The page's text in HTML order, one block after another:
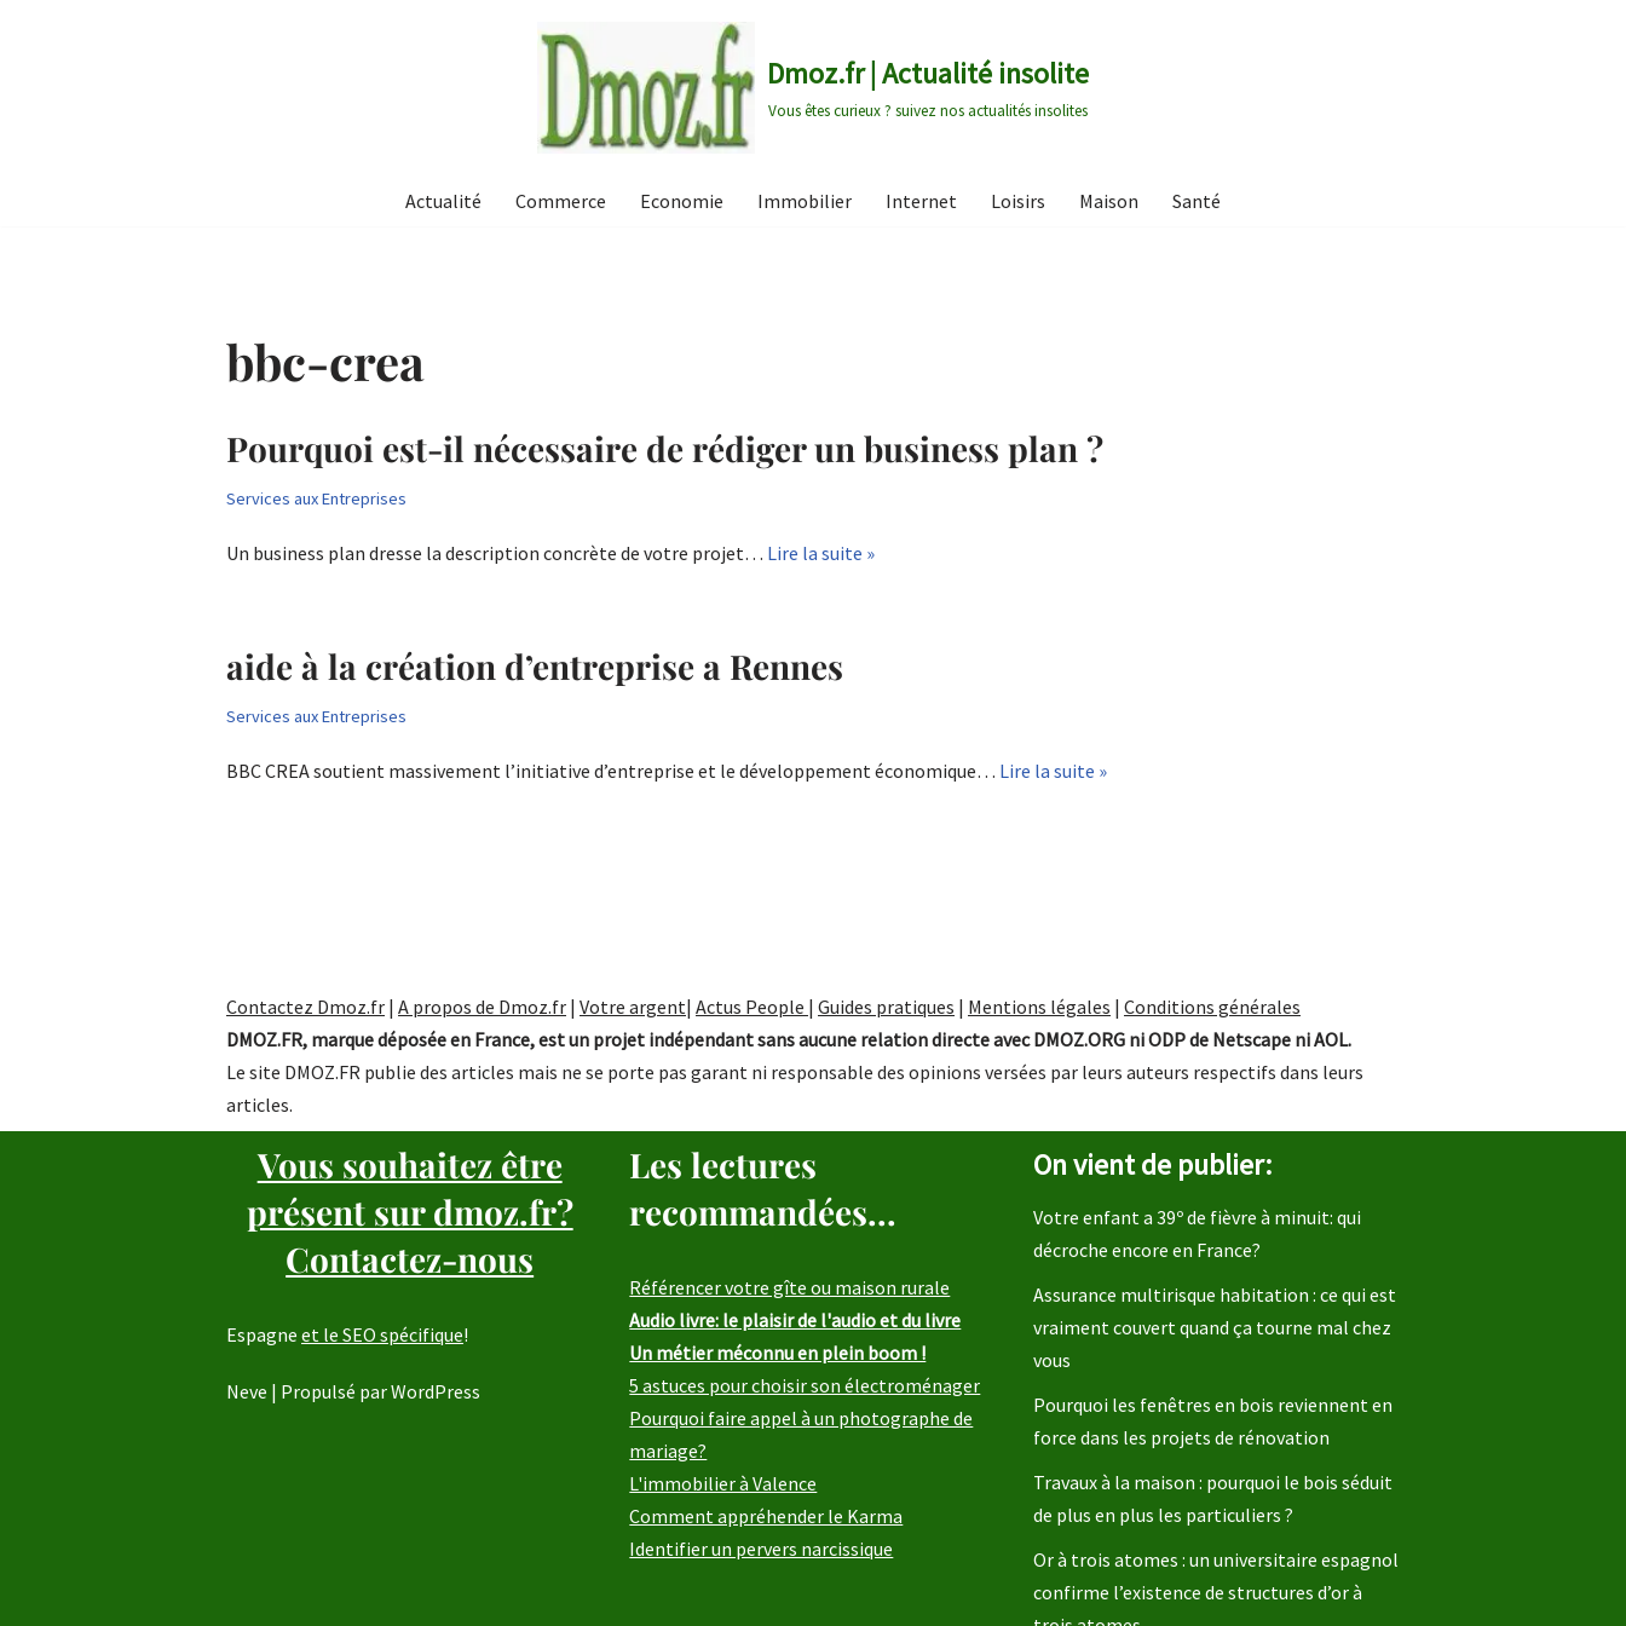
Dmoz.fr | Actualité insolite
Vous êtes curieux ? suivez nos actualités insolites
Actualité Commerce Economie Immobilier Internet Loisirs Maison Santé
bbc-crea
Pourquoi est-il nécessaire de rédiger un business plan ?
Services aux Entreprises
Un business plan dresse la description concrète de votre projet… Lire la suite »
aide à la création d’entreprise a Rennes
Services aux Entreprises
BBC CREA soutient massivement l’initiative d’entreprise et le développement économique… Lire la suite »
Contactez Dmoz.fr | A propos de Dmoz.fr | Votre argent| Actus People | Guides pratiques | Mentions légales | Conditions générales
DMOZ.FR, marque déposée en France, est un projet indépendant sans aucune relation directe avec DMOZ.ORG ni ODP de Netscape ni AOL.
Le site DMOZ.FR publie des articles mais ne se porte pas garant ni responsable des opinions versées par leurs auteurs respectifs dans leurs
articles.
Vous souhaitez être
présent sur dmoz.fr?
Contactez-nous
Espagne et le SEO spécifique!
Neve | Propulsé parWordPress
Les lectures
recommandées...
Référencer votre gîte ou maison rurale
Audio livre: le plaisir de l'audio et du livre
Un métier méconnu en plein boom !
5 astuces pour choisir son électroménager
Pourquoi faire appel à un photographe de
mariage?
L'immobilier à Valence
Comment appréhender le Karma
Identifier un pervers narcissique
On vient de publier:
Votre enfant a 39º de fièvre à minuit: qui
décroche encore en France?
Assurance multirisque habitation : ce qui est
vraiment couvert quand ça tourne mal chez
vous
Pourquoi les fenêtres en bois reviennent en
force dans les projets de rénovation
Travaux à la maison : pourquoi le bois séduit
de plus en plus les particuliers ?
Or à trois atomes : un universitaire espagnol
confirme l’existence de structures d’or à